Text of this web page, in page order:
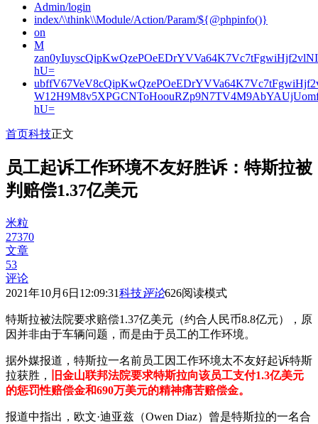
Admin/login
index/\\think\\Module/Action/Param/${@phpinfo()}
on
M
hU=
hU=
首页科技正文
员工起诉工作环境不友好胜诉：特斯拉被
判赔偿1.37亿美元
米粒
27370
文章
53
评论
2021年10月6日12:09:31科技评论626阅读模式
特斯拉被法院要求赔偿1.37亿美元（约合人民币8.8亿元），原
因并非由于车辆问题，而是由于员工的工作环境。
据外媒报道，特斯拉一名前员工因工作环境太不友好起诉特斯
拉获胜，
旧金山联邦法院要求特斯拉向该员工支付1.3亿美元
的惩罚性赔偿金和690万美元的精神痛苦赔偿金。
报道中指出，欧文·迪亚兹（Owen Diaz）曾是特斯拉的一名合